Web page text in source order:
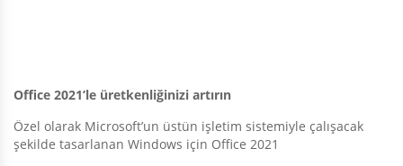
Office 2021’le üretkenliğinizi artırın
Özel olarak Microsoft’un üstün işletim sistemiyle çalışacak
şekilde tasarlanan Windows için Office 2021